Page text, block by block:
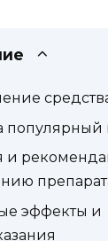
популярный
и
эффекты и